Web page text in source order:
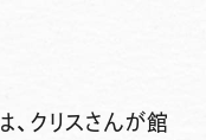
、クリスさんが館